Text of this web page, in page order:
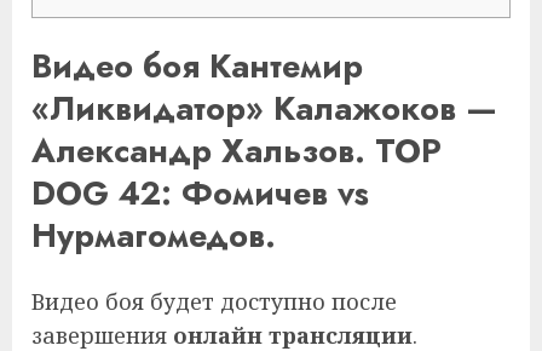
Видео боя Кантемир
«Ликвидатор» Калажоков —
Александр Хальзов. TOP
DOG 42: Фомичев vs
Нурмагомедов.
Видео боя будет доступно после
завершения онлайн трансляции.